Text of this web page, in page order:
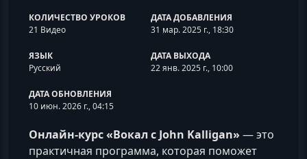
КОЛИЧЕСТВО УРОКОВ
21 Видео
ДАТА ДОБАВЛЕНИЯ
31 мар. 2025 г., 18:30
ЯЗЫК
Русский
ДАТА ВЫХОДА
22 янв. 2025 г., 10:00
ДАТА ОБНОВЛЕНИЯ
10 июн. 2026 г., 04:15
Онлайн‑курс «Вокал с John Kalligan» — это
практичная программа, которая поможет